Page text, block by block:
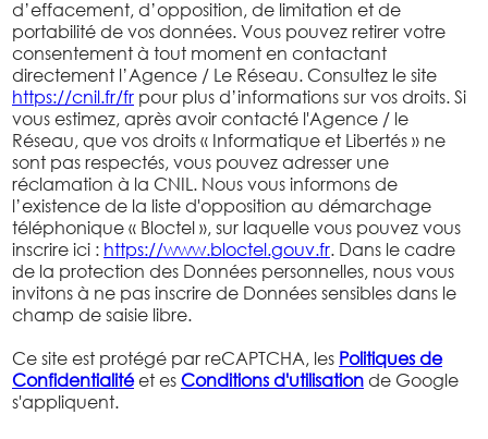
d’effacement, d’opposition, de limitation et de
portabilité de vos données. Vous pouvez retirer votre
consentement à tout moment en contactant
directement l’Agence / Le Réseau. Consultez le site
https://cnil.fr/fr pour plus d’informations sur vos droits. Si
vous estimez, après avoir contacté l'Agence / le
Réseau, que vos droits « Informatique et Libertés » ne
sont pas respectés, vous pouvez adresser une
réclamation à la CNIL. Nous vous informons de
l’existence de la liste d'opposition au démarchage
téléphonique « Bloctel », sur laquelle vous pouvez vous
inscrire ici : https://www.bloctel.gouv.fr. Dans le cadre
de la protection des Données personnelles, nous vous
invitons à ne pas inscrire de Données sensibles dans le
champ de saisie libre.
Ce site est protégé par reCAPTCHA, les Politiques de
Confidentialitéet es Conditions d'utilisation de Google
s'appliquent.